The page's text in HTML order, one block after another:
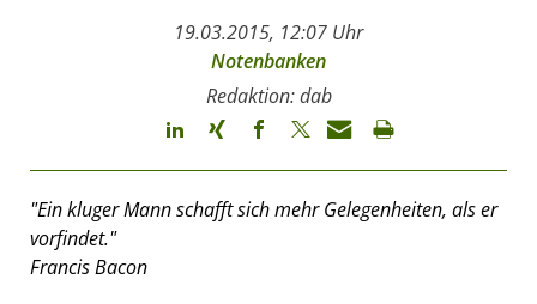
19.03.2015, 12:07 Uhr
Notenbanken
Redaktion: dab
"Ein kluger Mann schafft sich mehr Gelegenheiten, als er
vorfindet."
Francis Bacon